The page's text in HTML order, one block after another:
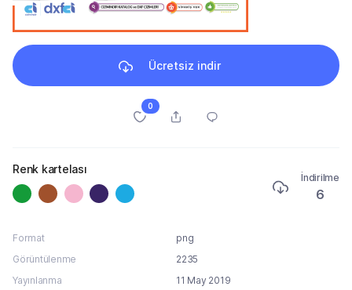
Ücretsiz indir
0
Renk kartelası
İndirilme
6
Format
png
Görüntülenme
2235
Yayınlanma
11 May 2019